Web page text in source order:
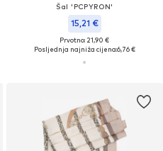
Šal 'PCPYRON'
15,21 €
Prvotno: 21,90 €
Posljednja najniža cijena:6,76 €